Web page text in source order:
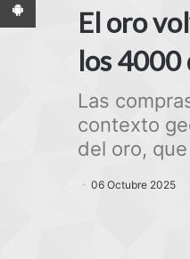
El oro
los 4000
Las
contexto
del oro,
06 Octubre 2025